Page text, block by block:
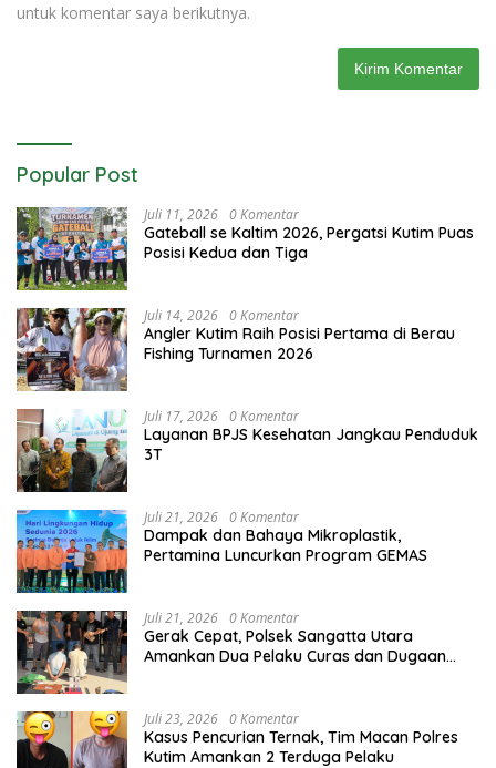
untuk komentar saya berikutnya.
Popular Post
Juli 11, 2026 0 Komentar
Gateball se Kaltim 2026, Pergatsi Kutim Puas
Posisi Kedua dan Tiga
Juli 14, 2026 0 Komentar
Angler Kutim Raih Posisi Pertama di Berau
Fishing Turnamen 2026
Juli 17, 2026 0 Komentar
Layanan BPJS Kesehatan Jangkau Penduduk
3T
Juli 21, 2026 0 Komentar
Dampak dan Bahaya Mikroplastik,
Pertamina Luncurkan Program GEMAS
Juli 21, 2026 0 Komentar
Gerak Cepat, Polsek Sangatta Utara
Amankan Dua Pelaku Curas dan Dugaan
Juli 23, 2026 0 Komentar
Kasus Pencurian Ternak, Tim Macan Polres
Kutim Amankan 2 Terduga Pelaku